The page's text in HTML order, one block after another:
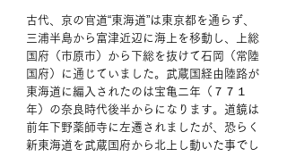
古代、京の官道“東海道”は東京都を通らず、
三浦半島から富津近辺に海上を移動し、上総
国府（市原市）から下総を抜けて石岡（常陸
国府）に通じていました。武蔵国経由陸路が
東海道に編入されたのは宝亀二年（７７１
年）の奈良時代後半からになります。道鏡は
前年下野薬師寺に左遷されましたが、恐らく
新東海道を武蔵国府から北上し動いた事でし